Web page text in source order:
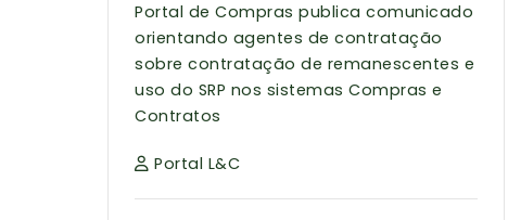
Portal de Compras publica comunicado
orientando agentes de contratação
sobre contratação de remanescentes e
uso do SRP nos sistemas Compras e
Contratos
Portal L&C